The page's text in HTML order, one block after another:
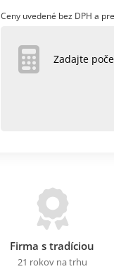
Ceny uvedené bez DPH a
Zadajte
Firma s tradíciou
21 rokov na trhu